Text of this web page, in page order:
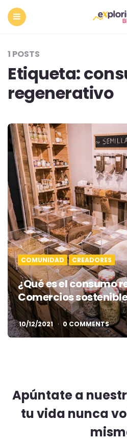
1 POSTS
Etiqueta:
regenerativo
COMUNIDAD CREADORES
¿Qué es el consumo
Comercios
10/12/2021 0 COMMENTS
Apúntate a
tu vida nunca